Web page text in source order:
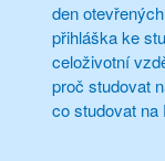
den
přihláška ke
celoživotní
proč studovat
co studovat na